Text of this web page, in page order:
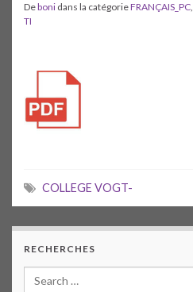
Deboni dans la catégorieFRANÇAIS_PC,
TI
COLLEGE VOGT-
RECHERCHES